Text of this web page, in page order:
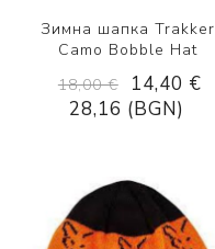
Зимна шапка Trakker
Camo Bobble Hat
18,00 €
14,40 €
28,16 (BGN)